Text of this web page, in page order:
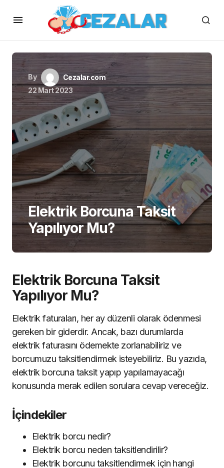
By
Cezalar.com
22 Mart 2023
Elektrik Borcuna Taksit
Yapılıyor Mu?
Elektrik Borcuna Taksit
Yapılıyor Mu?
Elektrik faturaları, her ay düzenli olarak ödenmesi
gereken bir giderdir. Ancak, bazı durumlarda
elektrik faturasını ödemekte zorlanabiliriz ve
borcumuzu taksitlendirmek isteyebiliriz. Bu yazıda,
elektrik borcuna taksit yapıp yapılamayacağı
konusunda merak edilen sorulara cevap vereceğiz.
İçindekiler
Elektrik borcu nedir?
Elektrik borcu neden taksitlendirilir?
Elektrik borcunu taksitlendirmek için hangi